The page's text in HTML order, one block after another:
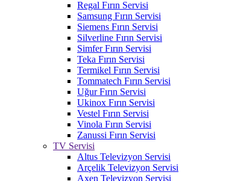
Regal Fırın Servisi
Samsung Fırın Servisi
Siemens Fırın Servisi
Silverline Fırın Servisi
Simfer Fırın Servisi
Teka Fırın Servisi
Termikel Fırın Servisi
Tommatech Fırın Servisi
Uğur Fırın Servisi
Ukinox Fırın Servisi
Vestel Fırın Servisi
Vinola Fırın Servisi
Zanussi Fırın Servisi
TV Servisi
Altus Televizyon Servisi
Arçelik Televizyon Servisi
Axen Televizyon Servisi